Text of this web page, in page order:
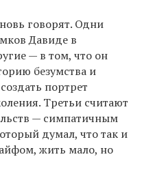
говорят. Одни
Давиде в
— в том, что он
безумства и
портрет
Третьи считают
— симпатичным
думал, что так и
жить мало, но